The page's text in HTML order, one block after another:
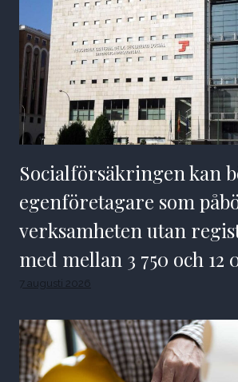
Socialförsäkringen kan
egenföretagare som
verksamheten utan
med mellan 3 750 och 12
7 augusti 2026